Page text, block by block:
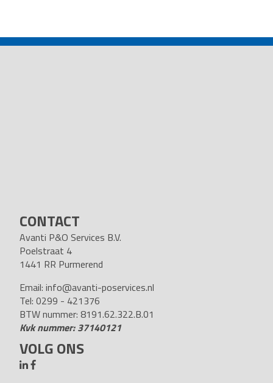
NAVIGATION
CONTACT
Avanti P&O Services B.V.
Poelstraat 4
1441 RR Purmerend
Email: info@avanti-poservices.nl
Tel: 0299 - 421376
BTW nummer: 8191.62.322.B.01
Kvk nummer: 37140121
VOLG ONS